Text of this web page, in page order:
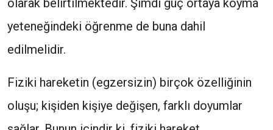
olarak belirtilmektedir. Şimdi güç ortaya koyma
yeteneğindeki öğrenme de buna dahil
edilmelidir.
Fiziki hareketin (egzersizin) birçok özelliğinin
oluşu; kişiden kişiye değişen, farklı doyumlar